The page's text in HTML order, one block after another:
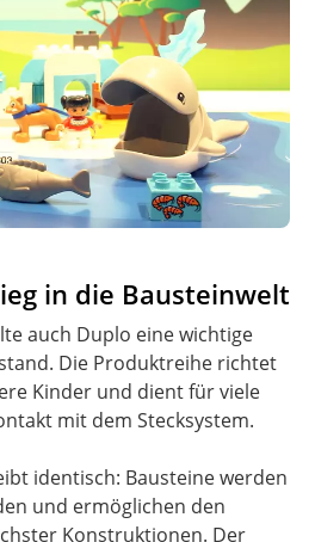
in die Bausteinwelt
auch Duplo eine wichtige
Die Produktreihe richtet
Kinder und dient für viele
mit dem Stecksystem.
identisch: Bausteine werden
und ermöglichen den
Konstruktionen. Der